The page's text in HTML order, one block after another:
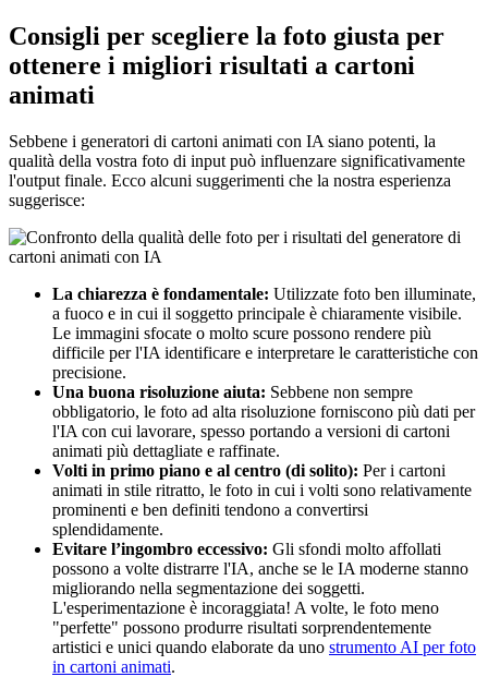
Consigli per scegliere la foto giusta per
ottenere i migliori risultati a cartoni
animati
Sebbene i generatori di cartoni animati con IA siano potenti, la
qualità della vostra foto di input può influenzare significativamente
l'output finale. Ecco alcuni suggerimenti che la nostra esperienza
suggerisce:
La chiarezza è fondamentale: Utilizzate foto ben illuminate,
a fuoco e in cui il soggetto principale è chiaramente visibile.
Le immagini sfocate o molto scure possono rendere più
difficile per l'IA identificare e interpretare le caratteristiche con
precisione.
Una buona risoluzione aiuta: Sebbene non sempre
obbligatorio, le foto ad alta risoluzione forniscono più dati per
l'IA con cui lavorare, spesso portando a versioni di cartoni
animati più dettagliate e raffinate.
Volti in primo piano e al centro (di solito): Per i cartoni
animati in stile ritratto, le foto in cui i volti sono relativamente
prominenti e ben definiti tendono a convertirsi
splendidamente.
Evitare l’ingombro eccessivo: Gli sfondi molto affollati
possono a volte distrarre l'IA, anche se le IA moderne stanno
migliorando nella segmentazione dei soggetti.
L'esperimentazione è incoraggiata! A volte, le foto meno
"perfette" possono produrre risultati sorprendentemente
artistici e unici quando elaborate da uno strumento AI per foto
in cartoni animati.